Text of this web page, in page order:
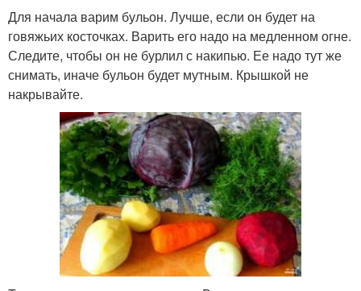
Для начала варим бульон. Лучше, если он будет на
говяжьих косточках. Варить его надо на медленном огне.
Следите, чтобы он не бурлил с накипью. Ее надо тут же
снимать, иначе бульон будет мутным. Крышкой не
накрывайте.